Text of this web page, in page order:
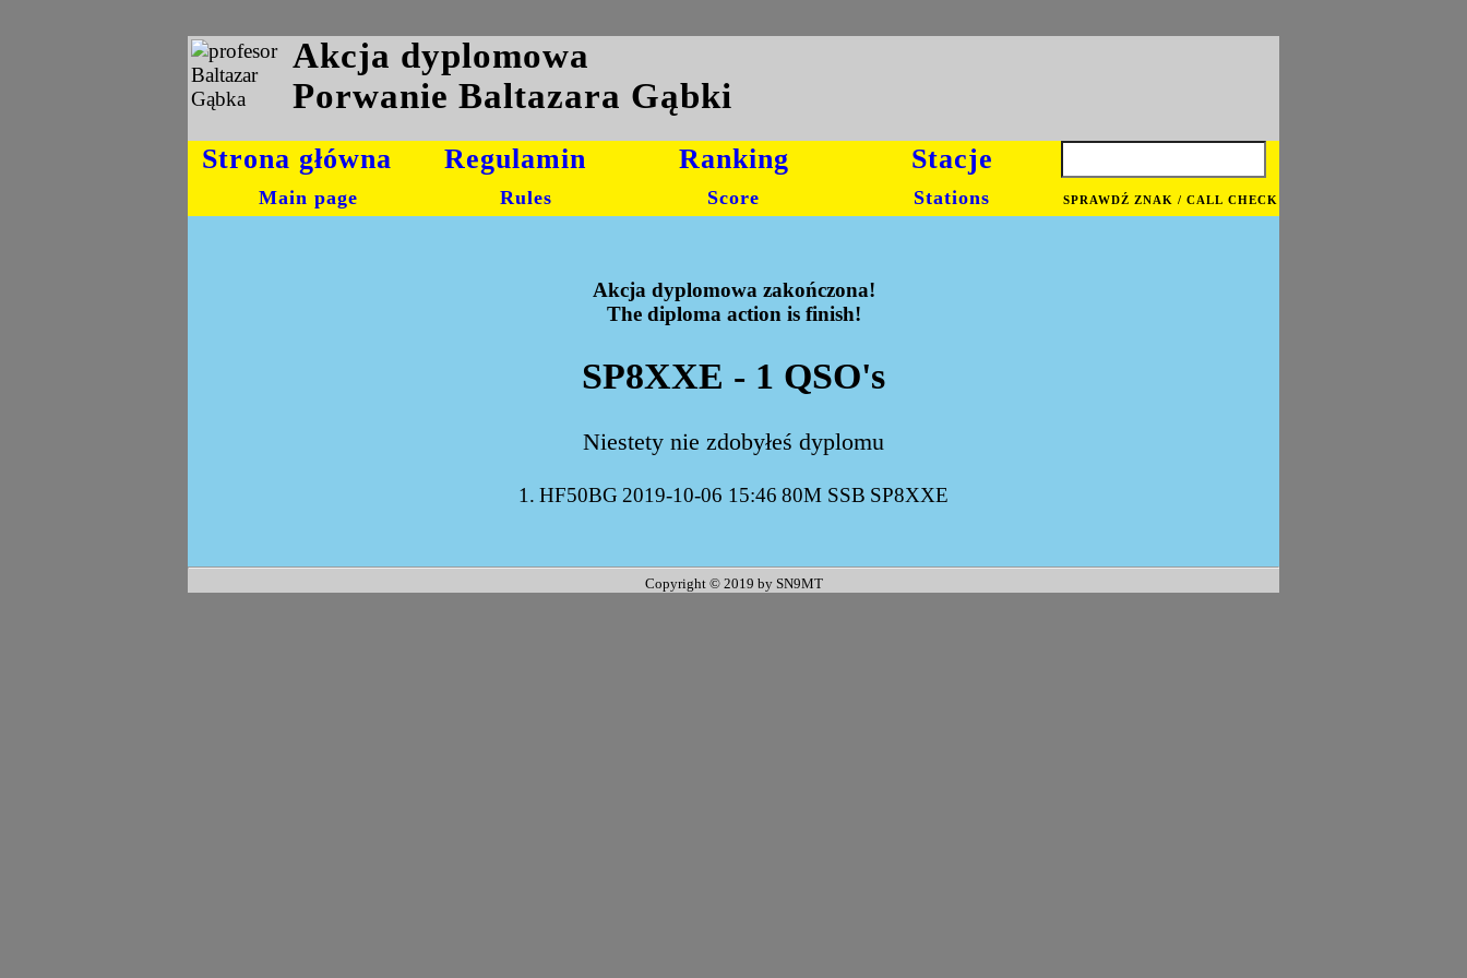
Akcja dyplomowa
Porwanie Baltazara Gąbki
Strona główna
Main page
Regulamin
Rules
Ranking
Score
Stacje
Stations SPRAWDŹ ZNAK / CALL CHECK
Akcja dyplomowa zakończona!
The diploma action is finish!
SP8XXE - 1 QSO's
Niestety nie zdobyłeś dyplomu
1. HF50BG 2019-10-06 15:46 80M SSB SP8XXE
Copyright © 2019 by SN9MT